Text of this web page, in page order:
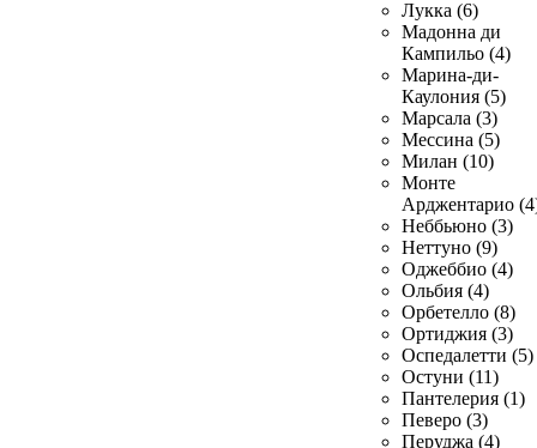
Лукка (6)
Мадонна ди
Кампильо (4)
Марина-ди-
Каулония (5)
Марсала (3)
Мессина (5)
Милан (10)
Монте
Арджентарио
Неббьюно (3)
Неттуно (9)
Оджеббио (4)
Ольбия (4)
Орбетелло (8)
Ортиджия (3)
Оспедалетти (5)
Остуни (11)
Пантелерия (1)
Певеро (3)
Перуджа (4)